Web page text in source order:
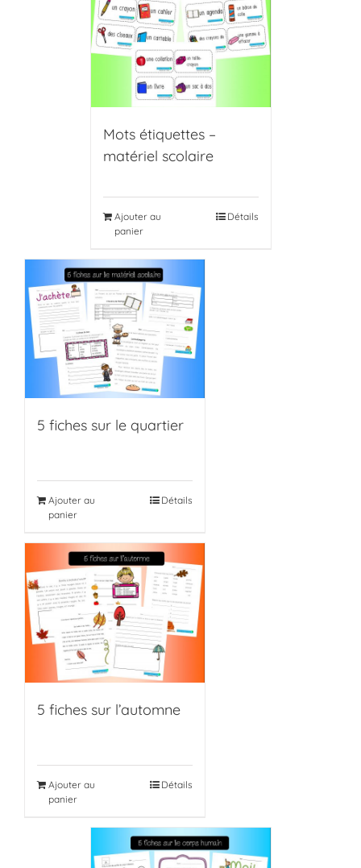
Mots étiquettes –
matériel scolaire
Ajouter au
panier
Détails
5 fiches sur le quartier
Ajouter au
panier
Détails
5 fiches sur l’automne
Ajouter au
panier
Détails